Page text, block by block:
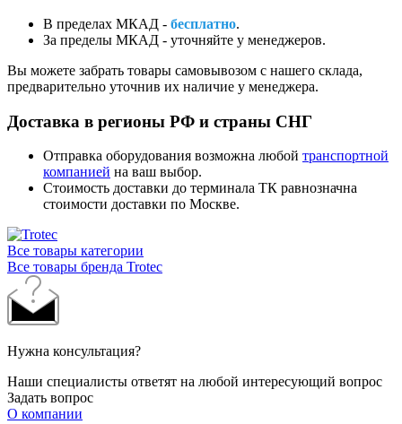
В пределах МКАД - бесплатно.
За пределы МКАД - уточняйте у менеджеров.
Вы можете забрать товары самовывозом с нашего склада,
предварительно уточнив их наличие у менеджера.
Доставка в регионы РФ и страны СНГ
Отправка оборудования возможна любой транспортной
компанией на ваш выбор.
Стоимость доставки до терминала ТК равнозначна
стоимости доставки по Москве.
Все товары категории
Все товары бренда Trotec
Нужна консультация?
Наши специалисты ответят на любой интересующий вопрос
Задать вопрос
О компании